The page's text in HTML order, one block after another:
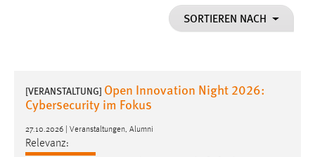
SORTIEREN NACH
[VERANSTALTUNG] Open Innovation Night 2026:
Cybersecurity im Fokus
27.10.2026 | Veranstaltungen, Alumni
Relevanz:
Dieser Cookie speichert die ausgewählten Einverständnis-
Performance
Name: